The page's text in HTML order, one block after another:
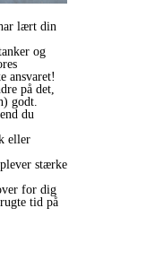
lært din
og
ansvaret!
på det,
godt.
du
eller
stærke
for dig
tid på